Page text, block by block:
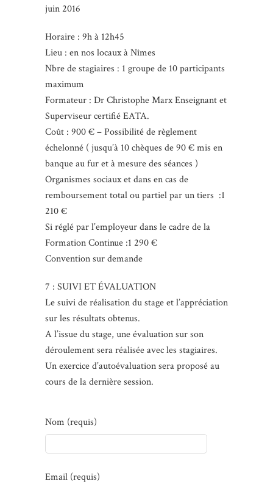
juin 2016
Horaire : 9h à 12h45
Lieu : en nos locaux à Nîmes
Nbre de stagiaires : 1 groupe de 10 participants
maximum
Formateur : Dr Christophe Marx Enseignant et
Superviseur certifié EATA.
Coût : 900 € – Possibilité de règlement
échelonné ( jusqu’à 10 chèques de 90 € mis en
banque au fur et à mesure des séances )
Organismes sociaux et dans en cas de
remboursement total ou partiel par un tiers :1
210 €
Si réglé par l’employeur dans le cadre de la
Formation Continue :1 290 €
Convention sur demande
7 : SUIVI ET ÉVALUATION
Le suivi de réalisation du stage et l’appréciation
sur les résultats obtenus.
A l’issue du stage, une évaluation sur son
déroulement sera réalisée avec les stagiaires.
Un exercice d’autoévaluation sera proposé au
cours de la dernière session.
Nom (requis)
Email (requis)